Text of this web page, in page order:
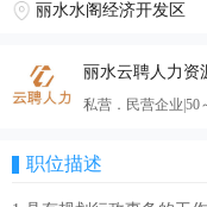
丽水水阁经济开发区
丽水云聘人力资
私营．民营企业|50
职位描述